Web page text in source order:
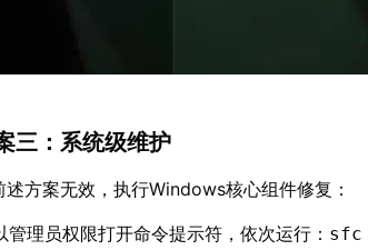
三：系统级维护
述方案无效，执行Windows核心组件修复：
管理员权限打开命令提示符，依次运行： sfc